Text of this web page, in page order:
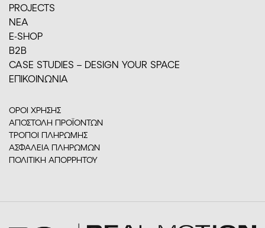
PROJECTS
ΝΕΑ
E-SHOP
Β2Β
CASE STUDIES – DESIGN YOUR SPACE
ΕΠΙΚΟΙΝΩΝΙΑ
ΟΡΟΙ ΧΡΗΣΗΣ
ΑΠΟΣΤΟΛΗ ΠΡΟΪΟΝΤΩΝ
ΤΡΟΠΟΙ ΠΛΗΡΩΜΗΣ
ΑΣΦΑΛΕΙΑ ΠΛΗΡΩΜΩΝ
ΠΟΛΙΤΙΚΗ ΑΠΟΡΡΗΤΟΥ